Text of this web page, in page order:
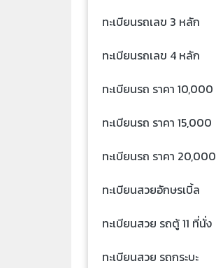
ทะเบียนรถเลข 3 หลัก
ทะเบียนรถเลข 4 หลัก
ทะเบียนรถ ราคา 10,000
ทะเบียนรถ ราคา 15,000
ทะเบียนรถ ราคา 20,000
ทะเบียนสวยอักษรเบิ้ล
ทะเบียนสวย รถตู้ 11 ที่นั่ง
ทะเบียนสวย รถกระบะ